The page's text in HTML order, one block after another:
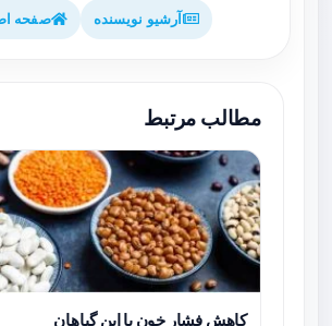
آرشیو نویسنده صفحه
مطالب مرتبط
کاهش فشار خون با این گیاهان